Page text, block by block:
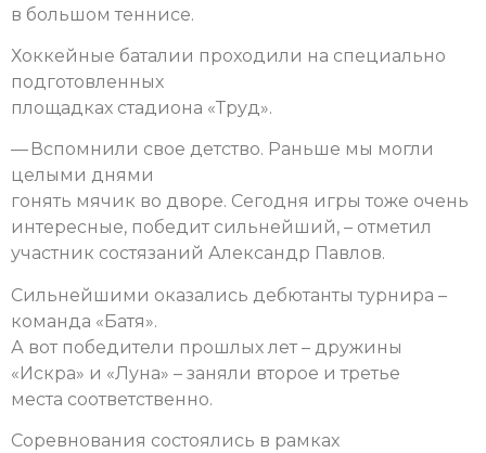
в большом теннисе.
Хоккейные баталии проходили на специально
подготовленных
площадках стадиона «Труд».
— Вспомнили свое детство. Раньше мы могли
целыми днями
гонять мячик во дворе. Сегодня игры тоже очень
интересные, победит сильнейший, – отметил
участник состязаний Александр Павлов.
Сильнейшими оказались дебютанты турнира –
команда «Батя».
А вот победители прошлых лет – дружины
«Искра» и «Луна» – заняли второе и третье
места соответственно.
Соревнования состоялись в рамках